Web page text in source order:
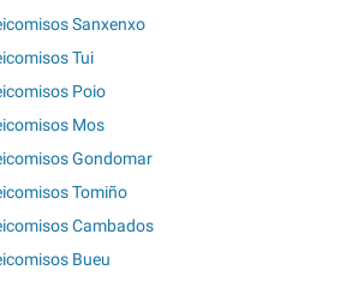
Sanxenxo
Tui
Poio
Mos
Gondomar
Tomiño
Cambados
Bueu